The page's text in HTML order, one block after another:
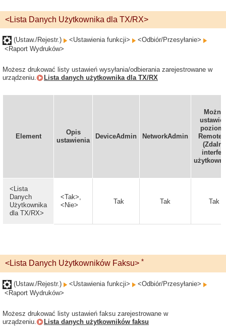
<Lista Danych Użytkownika dla TX/RX>
(Ustaw./Rejestr.) <Ustawienia funkcji>
<Odbiór/Przesyłanie>
<Raport Wydruków>
Możesz drukować listy ustawień wysyłania/odbierania zarejestrowane w
urządzeniu.
Lista danych użytkownika dla TX/RX
Element
Opis
ustawienia
DeviceAdmin NetworkAdmin
Można
ustawić
Remote
(Zdalny
<Lista
Danych
Użytkownika
dla TX/RX>
<Tak>,
<Nie>
Tak Tak Tak
<Lista Danych Użytkowników Faksu> *
(Ustaw./Rejestr.) <Ustawienia funkcji>
<Odbiór/Przesyłanie>
<Raport Wydruków>
Możesz drukować listy ustawień faksu zarejestrowane w
urządzeniu.
Lista danych użytkowników faksu